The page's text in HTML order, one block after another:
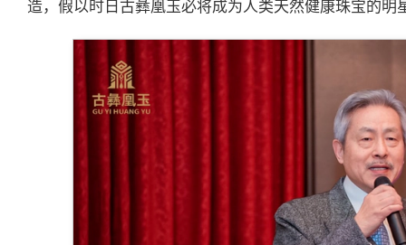
造，假以时日古彝凰玉必将成为人类天然健康珠宝的明